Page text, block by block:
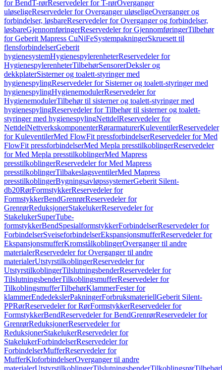
for BendT-rørReservedeler for T-rørOverganger
uløseligeReservedeler for Overganger uløseligeOverganger og
forbindelser, løsbareReservedeler for Overganger og forbindelser,
løsbareGjennomføringerReservedeler for GjennomføringerTilbehør
for Geberit Mapress CuNiFeSystempakningerSkruesett til
flensforbindelserGeberit
hygienesystemHygienespylerenheterReservedeler for
HygienespylerenheterTilbehørSensorerDeksler og
dekkplaterSisterner og toalett-styringer med
hygienespylingReservedeler for Sisterner og toalett-styringer med
hygienespylingHygienemodulerReservedeler for
HygienemodulerTilbehør til sisterner og toalett-styringer med
hygienespylingReservedeler for Tilbehør til sisterner og toalett-
styringer med hygienespylingNettdelReservedeler for
NettdelNettverkskomponenterRørarmaturerKuleventilerReservedeler
for KuleventilerMed FlowFit pressforbindelserReservedeler for Med
FlowFit pressforbindelserMed Mepla presstilkoblingerReservedeler
for Med Mepla presstilkoblingerMed Mapress
presstilkoblingerReservedeler for Med Mapress
presstilkoblingerTilbakeslagsventilerMed Mapress
presstilkoblingerBygningsavløpssystemerGeberit Silent-
db20RørFormstykkerReservedeler for
FormstykkerBendGrenrørReservedeler for
GrenrørReduksjonerStakelukerReservedeler for
StakelukerSuperTube-
formstykkerBendSpesialformstykkerForbindelserReservedeler for
ForbindelserSveiseforbindelserEkspansjonsmufferReservedeler for
EkspansjonsmufferKromstålkoblingerOverganger til andre
materialerReservedeler for Overganger til andre
materialerUtstyrstilkoblingerReservedeler for
UtstyrstilkoblingerTilslutningsbenderReservedeler for
TilslutningsbenderTilkoblingsmufferReservedeler for
TilkoblingsmufferTilbehørKlammerFester for
klammerEndedekslerPakningerForbruksmateriellGeberit Silent-
PPRørReservedeler for RørFormstykkerReservedeler for
FormstykkerBendReservedeler for BendGrenrørReservedeler for
GrenrørReduksjonerReservedeler for
ReduksjonerStakelukerReservedeler for
StakelukerForbindelserReservedeler for
ForbindelserMufferReservedeler for
MufferKloforbindelserOverganger til andre
materialerUtstyrstilkoblingerTilslutningsbenderTilkoblingsrørTilbehør